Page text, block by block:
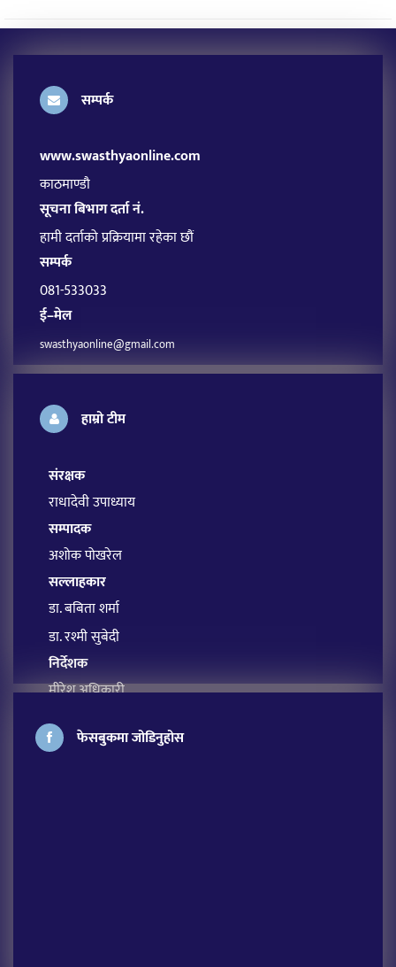
सम्पर्क
www.swasthyaonline.com
काठमाण्डौ
सूचना बिभाग दर्ता नं.
हामी दर्ताको प्रक्रियामा रहेका छौं
सम्पर्क
081-533033
ई–मेल
swasthyaonline@gmail.com
हाम्रो टीम
संरक्षक
राधादेवी उपाध्याय
सम्पादक
अशोक पोखरेल
सल्लाहकार
डा. बबिता शर्मा
डा. रश्मी सुबेदी
निर्देशक
मीरेश अधिकारी
सावित्रा आचार्य
फेसबुकमा जोडिनुहोस